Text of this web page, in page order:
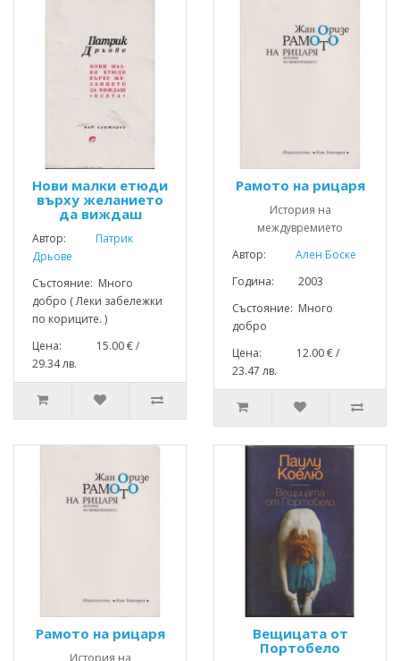
Нови малки етюди
върху желанието
да виждаш
Автор:
Патрик
Дрьове
Състояние: Много
добро ( Леки забележки
по кориците. )
Цена: 15.00 € /
29.34 лв.
Рамото на рицаря
История на
междувремието
Автор:
Ален Боске
Година: 2003
Състояние: Много
добро
Цена: 12.00 € /
23.47 лв.
Рамото на рицаря
История на
Вещицата от
Портобело